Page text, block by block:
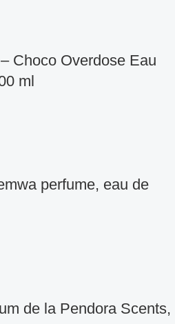
Choco Overdose Eau
ml
perfume, eau de
de la Pendora Scents,